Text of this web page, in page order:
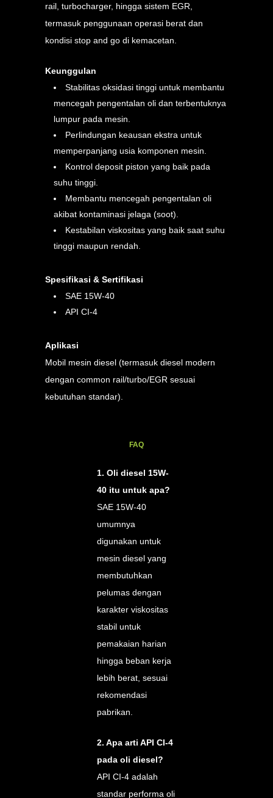
rail, turbocharger, hingga sistem EGR,
termasuk penggunaan operasi berat dan
kondisi stop and go di kemacetan.
Keunggulan
Stabilitas oksidasi tinggi untuk membantu
mencegah pengentalan oli dan terbentuknya
lumpur pada mesin.
Perlindungan keausan ekstra untuk
memperpanjang usia komponen mesin.
Kontrol deposit piston yang baik pada
suhu tinggi.
Membantu mencegah pengentalan oli
akibat kontaminasi jelaga (soot).
Kestabilan viskositas yang baik saat suhu
tinggi maupun rendah.
Spesifikasi & Sertifikasi
SAE 15W-40
API CI-4
Aplikasi
Mobil mesin diesel (termasuk diesel modern
dengan common rail/turbo/EGR sesuai
kebutuhan standar).
FAQ
1. Oli diesel 15W-
40 itu untuk apa?
SAE 15W-40
umumnya
digunakan untuk
mesin diesel yang
membutuhkan
pelumas dengan
karakter viskositas
stabil untuk
pemakaian harian
hingga beban kerja
lebih berat, sesuai
rekomendasi
pabrikan.
2. Apa arti API CI-4
pada oli diesel?
API CI-4 adalah
standar performa oli